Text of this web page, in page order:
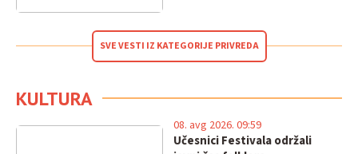
SVE VESTI IZ KATEGORIJE PRIVREDA
KULTURA
Učesnici Festivala održali
08. avg 2026. 09:59